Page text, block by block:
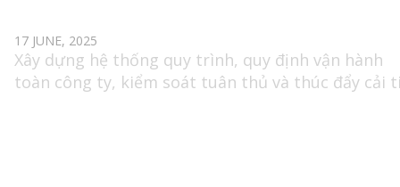
17 JUNE, 2025
Xây dựng hệ thống quy trình, quy định vận hành
toàn công ty, kiểm soát tuân thủ và thúc đẩy cải